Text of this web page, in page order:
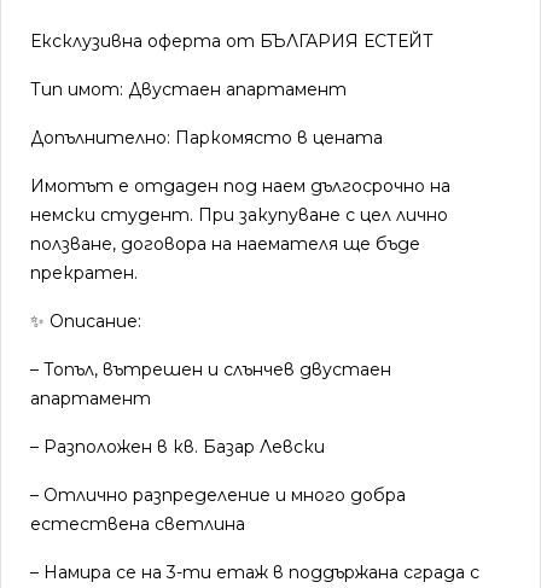
Ексклузивна оферта от БЪЛГАРИЯ ЕСТЕЙТ
Тип имот: Двустаен апартамент
Допълнително: Паркомясто в цената
Имотът е отдаден под наем дългосрочно на
немски студент. При закупуване с цел лично
ползване, договора на наемателя ще бъде
прекратен.
✨ Описание:
– Топъл, вътрешен и слънчев двустаен
апартамент
– Разположен в кв. Базар Левски
– Отлично разпределение и много добра
естествена светлина
– Намира се на 3-ти етаж в поддържана сграда с